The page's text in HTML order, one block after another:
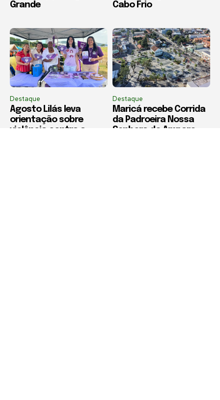
Grande
Cabo Frio
Destaque
Agosto Lilás leva
orientação sobre
violência contra a
Destaque
Maricá recebe Corrida
da Padroeira Nossa
Senhora do Amparo